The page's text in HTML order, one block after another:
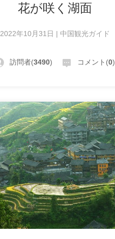
花が咲く湖面
2022年10月31日 | 中国観光ガイド
訪問者(3490) コメント(0)